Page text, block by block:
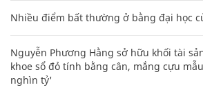
Nhiều điểm bất thường ở bằng đại học
Nguyễn Phương Hằng sở hữu khối tài
khoe sổ đỏ tính bằng cân, mắng cựu
nghìn tỷ'